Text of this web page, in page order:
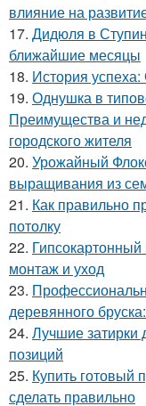
влияние на
17. Дидюля в
ближайшие месяцы
18. История
19. Однушка в
Преимущества и
городского жителя
20. Урожайный
выращивания из
21. Как правильно
потолку
22.
монтаж и уход
23.
деревянного
24. Лучшие затирки
позиций
25. Купить готовый
сделать правильно